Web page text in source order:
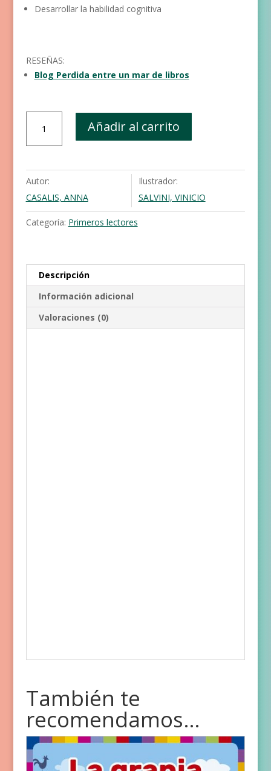
Desarrollar la habilidad cognitiva
RESEÑAS:
Blog Perdida entre un mar de libros
animales
cantidad
Añadir al carrito
Autor:
CASALIS, ANNA
Ilustrador:
SALVINI, VINICIO
Categoría: Primeros lectores
Descripción
Información adicional
Valoraciones (0)
También te
recomendamos…